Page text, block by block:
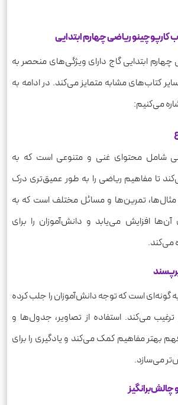
کارپوچینو ریاضی چهارم ابتدایی
چهارم ابتدایی گاج دارای ویژگی‌های منحصر به
کتاب‌های مشابه متمایز می‌کند. در ادامه به
می‌کنیم:
شامل محتوای غنی و متنوعی است که به
تا مفاهیم ریاضی را به طور عمیق‌تری درک
مثال‌ها، تمرین‌ها و مسائل مختلف است که به
افزایش می‌یابد و دانش‌آموزان را برای
می‌کند.
گونه‌ای است که توجه دانش‌آموزان را جلب کرده
ترغیب می‌کند. استفاده از تصاویر، جدول‌ها و
بهتر مفاهیم کمک می‌کند و یادگیری را برای
می‌سازد.